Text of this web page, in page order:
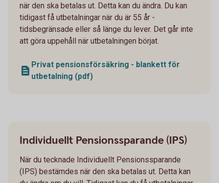
när den ska betalas ut. Detta kan du ändra. Du kan
tidigast få utbetalningar när du är 55 år -
tidsbegränsade eller så länge du lever. Det går inte
att göra uppehåll när utbetalningen börjat.
Privat pensionsförsäkring - blankett för
utbetalning (pdf)
Individuellt Pensionssparande (IPS)
När du tecknade Individuellt Pensionssparande
(IPS) bestämdes när den ska betalas ut. Detta kan